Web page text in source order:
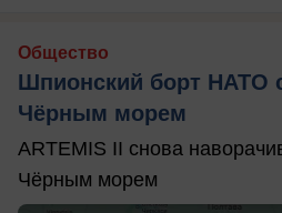
Общество
Шпионский борт НАТО
Чёрным морем
ARTEMIS II снова
Чёрным морем